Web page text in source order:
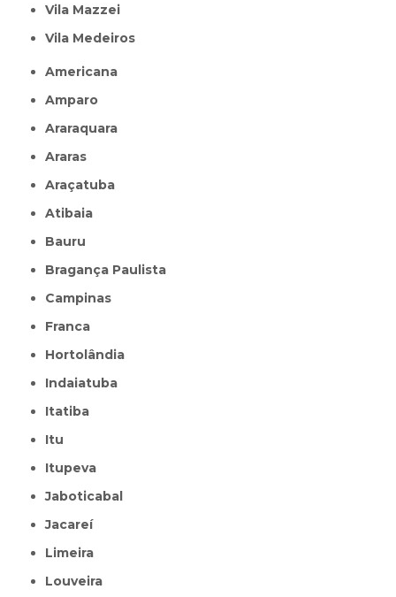
Vila Mazzei
Vila Medeiros
Americana
Amparo
Araraquara
Araras
Araçatuba
Atibaia
Bauru
Bragança Paulista
Campinas
Franca
Hortolândia
Indaiatuba
Itatiba
Itu
Itupeva
Jaboticabal
Jacareí
Limeira
Louveira